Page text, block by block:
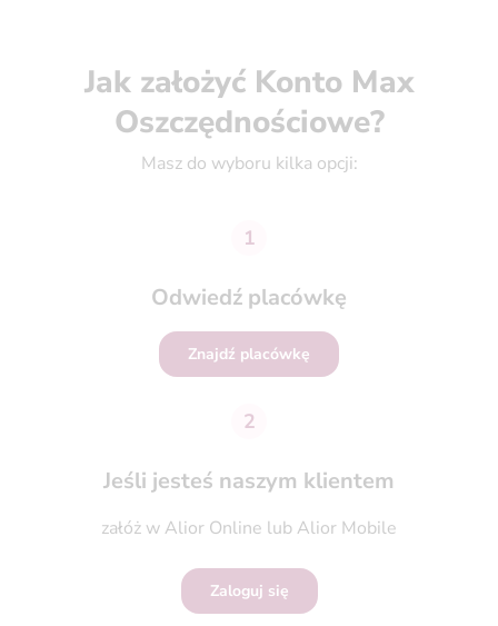
Jak założyć Konto Max
Oszczędnościowe?
Masz do wyboru kilka opcji:
1
Odwiedź placówkę
Znajdź placówkę
2
Jeśli jesteś naszym klientem
załóż w Alior Online lub Alior Mobile
Zaloguj się